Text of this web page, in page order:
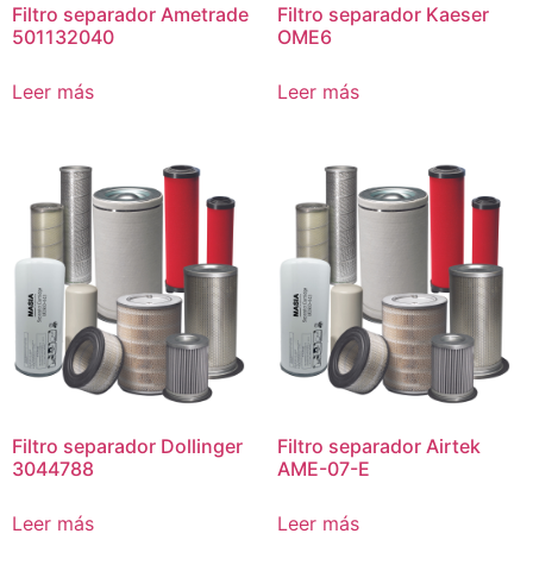
Filtro separador Ametrade
501132040
Leer más
Filtro separador Kaeser
OME6
Leer más
Filtro separador Dollinger
3044788
Leer más
Filtro separador Airtek
AME-07-E
Leer más